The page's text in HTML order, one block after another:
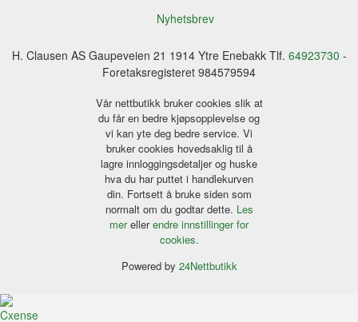
Nyhetsbrev
H. Clausen AS Gaupeveien 21 1914 Ytre Enebakk Tlf. 64923730 -
Foretaksregisteret 984579594
Vår nettbutikk bruker cookies slik at
du får en bedre kjøpsopplevelse og
vi kan yte deg bedre service. Vi
bruker cookies hovedsaklig til å
lagre innloggingsdetaljer og huske
hva du har puttet i handlekurven
din. Fortsett å bruke siden som
normalt om du godtar dette. Les
merellerendre innstillinger for
cookies.
Powered by 24Nettbutikk